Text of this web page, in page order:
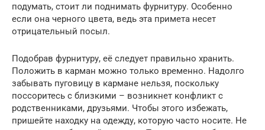
подумать, стоит ли поднимать фурнитуру. Особенно
если она черного цвета, ведь эта примета несет
отрицательный посыл.
Подобрав фурнитуру, её следует правильно хранить.
Положить в карман можно только временно. Надолго
забывать пуговицу в кармане нельзя, поскольку
поссоритесь с близкими – возникнет конфликт с
родственниками, друзьями. Чтобы этого избежать,
пришейте находку на одежду, которую часто носите. Не